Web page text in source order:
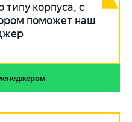
корпуса, с
поможет наш